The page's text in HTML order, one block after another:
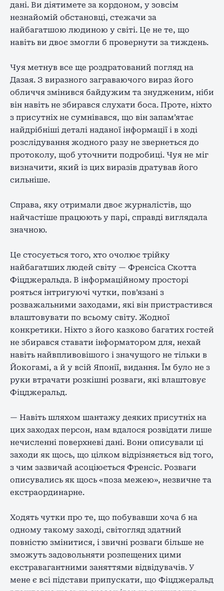
дані. Ви діятимете за кордоном, у зовсім
незнайомій обстановці, стежачи за
найбагатшою людиною у світі. Це не те, що
навіть ви двоє змогли б провернути за тиждень.
Чуя метнув все ще роздратований погляд на
Дазая. З виразного заграваючого вираз його
обличчя змінився байдужим та знудженим, ніби
він навіть не збирався слухати боса. Проте, ніхто
з присутніх не сумнівався, що він запам’ятає
найдрібніші деталі наданої інформації і в ході
розслідування жодного разу не звернеться до
протоколу, щоб уточнити подробиці. Чуя не міг
визначити, який із цих виразів дратував його
сильніше.
Справа, яку отримали двоє журналістів, що
найчастіше працюють у парі, справді виглядала
значною.
Це стосується того, хто очолює трійку
найбагатших людей світу — Френсіса Скотта
Фіцджеральда. В інформаційному просторі
рояться інтригуючі чутки, пов’язані з
розважальними заходами, які він пристрастився
влаштовувати по всьому світу. Жодної
конкретики. Ніхто з його казково багатих гостей
не збирався ставати інформатором для, нехай
навіть найвпливовішого і значущого не тільки в
Йокогамі, а й у всій Японії, видання. Їм було не з
руки втрачати розкішні розваги, які влаштовує
Фіцджеральд.
— Навіть шляхом шантажу деяких присутніх на
цих заходах персон, нам вдалося розвідати лише
нечисленні поверхневі дані. Вони описували ці
заходи як щось, що цілком відрізняється від того,
з чим зазвичай асоціюється Френсіс. Розваги
описувались як щось «поза межею», незвичне та
екстраординарне.
Ходять чутки про те, що побувавши хоча б на
одному такому заході, світогляд здатний
повністю змінитися, і звичні розваги більше не
зможуть задовольняти розпещених цими
екстравагантними заняттями відвідувачів. У
мене є всі підстави припускати, що Фіцджеральд